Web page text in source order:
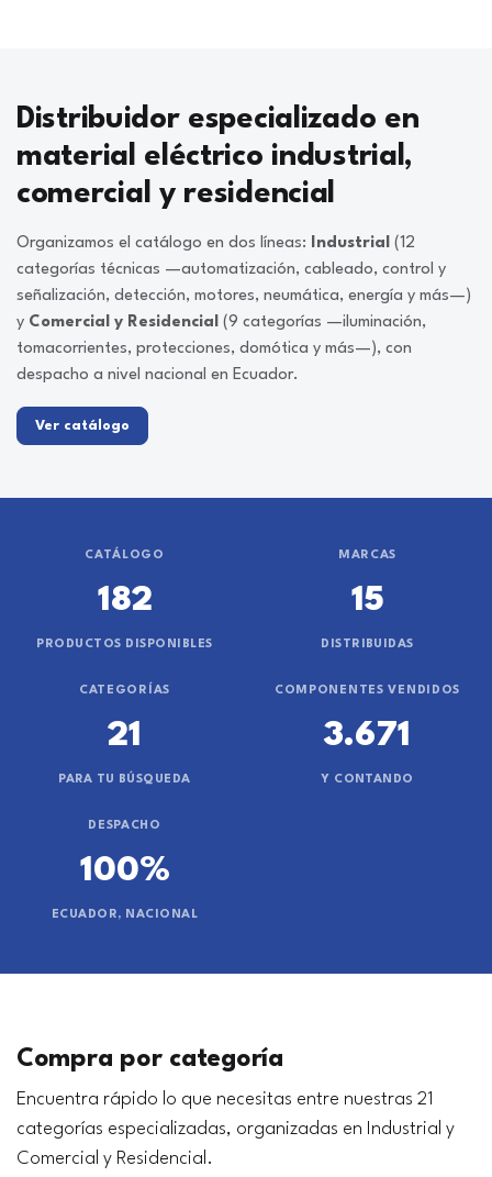
Distribuidor especializado en
material eléctrico industrial,
comercial y residencial
Organizamos el catálogo en dos líneas: Industrial (12
categorías técnicas —automatización, cableado, control y
señalización, detección, motores, neumática, energía y más—)
y Comercial y Residencial (9 categorías —iluminación,
tomacorrientes, protecciones, domótica y más—), con
despacho a nivel nacional en Ecuador.
Ver catálogo
CATÁLOGO
182
PRODUCTOS DISPONIBLES
MARCAS
15
DISTRIBUIDAS
CATEGORÍAS
21
PARA TU BÚSQUEDA
COMPONENTES VENDIDOS
3.671
Y CONTANDO
DESPACHO
100%
ECUADOR, NACIONAL
Compra por categoría
Encuentra rápido lo que necesitas entre nuestras 21
categorías especializadas, organizadas en Industrial y
Comercial y Residencial.